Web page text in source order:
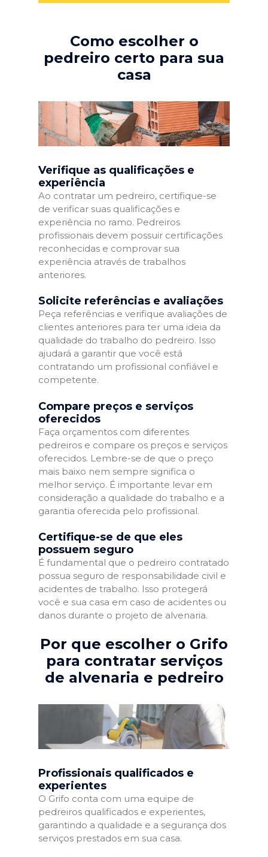
Como escolher o
pedreiro certo para sua
casa
Verifique as qualificações e
experiência
Ao contratar um pedreiro, certifique-se
de verificar suas qualificações e
experiência no ramo. Pedreiros
profissionais devem possuir certificações
reconhecidas e comprovar sua
experiência através de trabalhos
anteriores.
Solicite referências e avaliações
Peça referências e verifique avaliações de
clientes anteriores para ter uma ideia da
qualidade do trabalho do pedreiro. Isso
ajudará a garantir que você está
contratando um profissional confiável e
competente.
Compare preços e serviços
oferecidos
Faça orçamentos com diferentes
pedreiros e compare os preços e serviços
oferecidos. Lembre-se de que o preço
mais baixo nem sempre significa o
melhor serviço. É importante levar em
consideração a qualidade do trabalho e a
garantia oferecida pelo profissional.
Certifique-se de que eles
possuem seguro
É fundamental que o pedreiro contratado
possua seguro de responsabilidade civil e
acidentes de trabalho. Isso protegerá
você e sua casa em caso de acidentes ou
danos durante o projeto de alvenaria.
Por que escolher o Grifo
para contratar serviços
de alvenaria e pedreiro
Profissionais qualificados e
experientes
O Grifo conta com uma equipe de
pedreiros qualificados e experientes,
garantindo a qualidade e a segurança dos
serviços prestados em sua casa.